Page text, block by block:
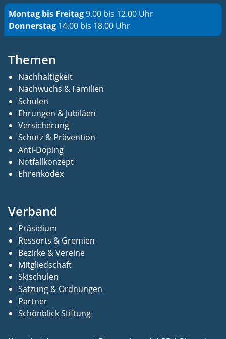
Montag bis Freitag9.00 bis 12.00 Uhr
Donnerstag 14.00 bis 18.00 Uhr
Themen
Nachhaltigkeit
Nachwuchs & Familien
Schulen
Ehrungen & Jubiläen
Versicherung
Schutz & Prävention
Anti-Doping
Notfallkonzept
Ehrenkodex
Verband
Präsidium
Ressorts & Gremien
Bezirke & Vereine
Mitgliedschaft
Skischulen
Satzung & Ordnungen
Partner
Schönblick Stiftung